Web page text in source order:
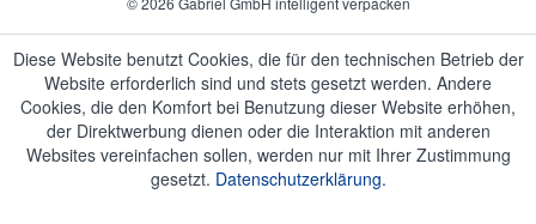
Diese Website benutzt Cookies, die für den technischen Betrieb der
Website erforderlich sind und stets gesetzt werden. Andere
Cookies, die den Komfort bei Benutzung dieser Website erhöhen,
der Direktwerbung dienen oder die Interaktion mit anderen
Websites vereinfachen sollen, werden nur mit Ihrer Zustimmung
gesetzt. Datenschutzerklärung.